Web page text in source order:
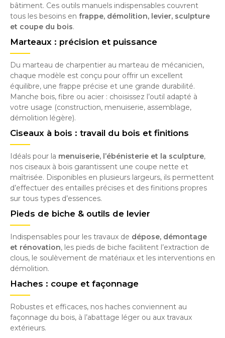
bâtiment. Ces outils manuels indispensables couvrent
tous les besoins en frappe, démolition, levier, sculpture
et coupe du bois.
Marteaux : précision et puissance
Du marteau de charpentier au marteau de mécanicien,
chaque modèle est conçu pour offrir un excellent
équilibre, une frappe précise et une grande durabilité.
Manche bois, fibre ou acier : choisissez l’outil adapté à
votre usage (construction, menuiserie, assemblage,
démolition légère).
Ciseaux à bois : travail du bois et finitions
Idéals pour la menuiserie, l’ébénisterie et la sculpture,
nos ciseaux à bois garantissent une coupe nette et
maîtrisée. Disponibles en plusieurs largeurs, ils permettent
d’effectuer des entailles précises et des finitions propres
sur tous types d’essences.
Pieds de biche & outils de levier
Indispensables pour les travaux de dépose, démontage
et rénovation, les pieds de biche facilitent l’extraction de
clous, le soulèvement de matériaux et les interventions en
démolition.
Haches : coupe et façonnage
Robustes et efficaces, nos haches conviennent au
façonnage du bois, à l’abattage léger ou aux travaux
extérieurs.